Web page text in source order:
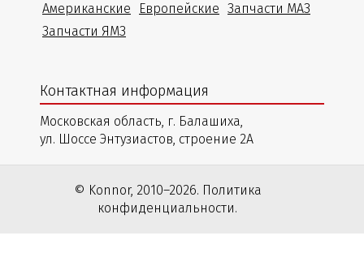
Американские Европейские Запчасти МАЗ
Запчасти ЯМЗ
Контактная информация
Московская область, г. Балашиха,
ул. Шоссе Энтузиастов, строение 2А
© Konnor, 2010–2026. Политика
конфиденциальности.